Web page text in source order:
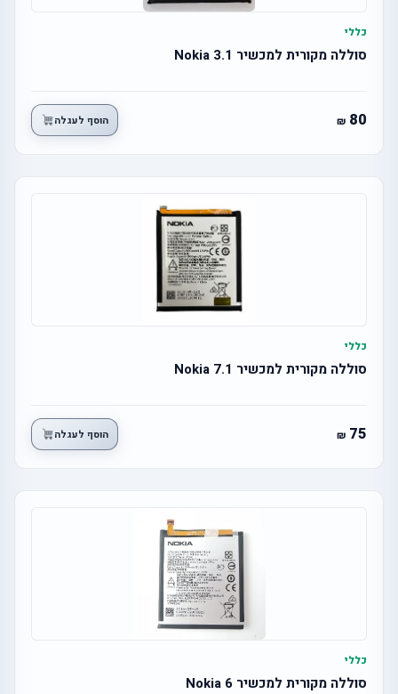
כללי
סוללה מקורית למכשיר Nokia 3.1
80 הוסף לעגלה
כללי
סוללה מקורית למכשיר Nokia 7.1
75 הוסף לעגלה
כללי
סוללה מקורית למכשיר Nokia 6